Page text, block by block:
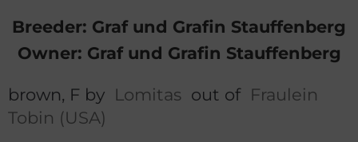
Breeder: Graf und Grafin Stauffenberg
Owner: Graf und Grafin Stauffenberg
brown, F by Lomitas out of Fraulein
Tobin (USA)